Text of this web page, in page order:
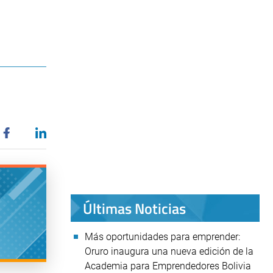
Últimas Noticias
Más oportunidades para emprender:
Oruro inaugura una nueva edición de la
Academia para Emprendedores Bolivia